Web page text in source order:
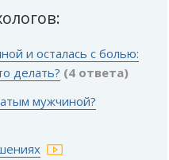
и осталась с болью:
делать? (4 ответа)
мужчиной?